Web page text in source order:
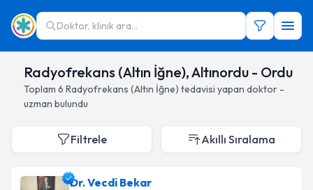
Doktor, klinik ara...
Radyofrekans (Altın İğne), Altınordu - Ordu
Toplam 6 Radyofrekans (Altın İğne) tedavisi yapan doktor -
uzman bulundu
Filtrele Akıllı Sıralama
Dr. Vecdi Bekar